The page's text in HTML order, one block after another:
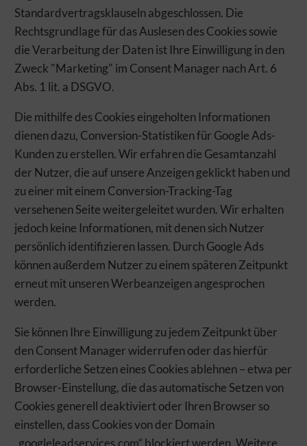
Standardvertragsklauseln abgeschlossen. Die
Rechtsgrundlage für das Auslesen des Cookies sowie
die Verarbeitung der Daten ist Ihre Einwilligung in den
Zweck "Marketing" im Consent Manager nach Art. 6
Abs. 1 lit. a DSGVO.
Die mithilfe des Cookies eingeholten Informationen
dienen dazu, Conversion-Statistiken für Google Ads-
Kunden zu erstellen. Wir erfahren die Gesamtanzahl
der Nutzer, die auf unsere Anzeigen geklickt haben und
zu einer mit einem Conversion-Tracking-Tag
versehenen Seite weitergeleitet wurden. Wir erhalten
jedoch keine Informationen, mit denen sich Nutzer
persönlich identifizieren lassen. Durch Google Ads
können außerdem Nutzer zu einem späteren Zeitpunkt
erneut mit unseren Werbeanzeigen angesprochen
werden.
Sie können Ihre Einwilligung zu jedem Zeitpunkt über
den Consent Manager widerrufen oder das hierfür
erforderliche Setzen eines Cookies ablehnen – etwa per
Browser-Einstellung, die das automatische Setzen von
Cookies generell deaktiviert oder Ihren Browser so
einstellen, dass Cookies von der Domain
„googleleadservices.com“ blockiert werden. Weitere